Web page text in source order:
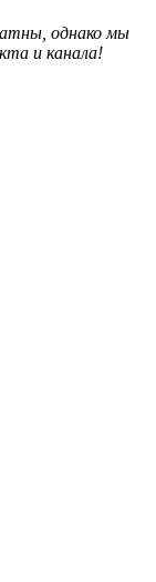
однако мы
и канала!